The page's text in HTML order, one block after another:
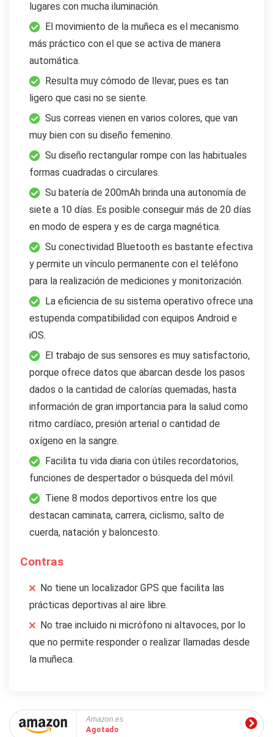
lugares con mucha iluminación.
El movimiento de la muñeca es el mecanismo
más práctico con el que se activa de manera
automática.
Resulta muy cómodo de llevar, pues es tan
ligero que casi no se siente.
Sus correas vienen en varios colores, que van
muy bien con su diseño femenino.
Su diseño rectangular rompe con las habituales
formas cuadradas o circulares.
Su batería de 200mAh brinda una autonomía de
siete a 10 días. Es posible conseguir más de 20 días
en modo de espera y es de carga magnética.
Su conectividad Bluetooth es bastante efectiva
y permite un vínculo permanente con el teléfono
para la realización de mediciones y monitorización.
La eficiencia de su sistema operativo ofrece una
estupenda compatibilidad con equipos Android e
iOS.
El trabajo de sus sensores es muy satisfactorio,
porque ofrece datos que abarcan desde los pasos
dados o la cantidad de calorías quemadas, hasta
información de gran importancia para la salud como
ritmo cardíaco, presión arterial o cantidad de
oxígeno en la sangre.
Facilita tu vida diaria con útiles recordatorios,
funciones de despertador o búsqueda del móvil.
Tiene 8 modos deportivos entre los que
destacan caminata, carrera, ciclismo, salto de
cuerda, natación y baloncesto.
Contras
No tiene un localizador GPS que facilita las
prácticas deportivas al aire libre.
No trae incluido ni micrófono ni altavoces, por lo
que no permite responder o realizar llamadas desde
la muñeca.
Amazon.es
Agotado